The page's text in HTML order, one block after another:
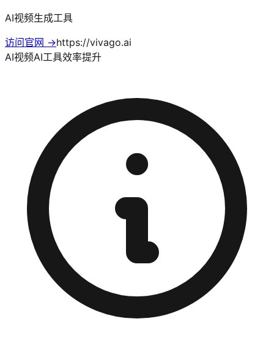
AI视频生成工具
访问官网 →https://vivago.ai
AI视频AI工具效率提升